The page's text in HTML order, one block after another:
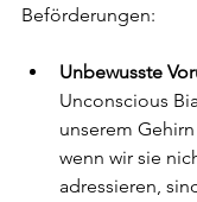
Beförderungen:
Unbewusste
Unconscious
unserem
wenn wir sie
adressieren,